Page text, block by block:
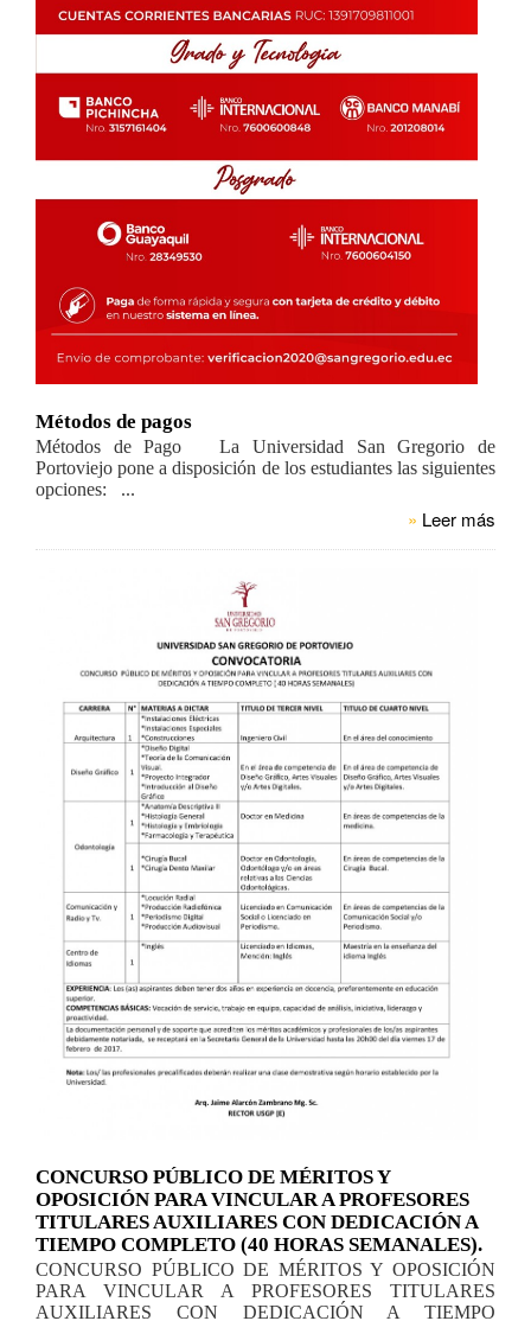
Métodos de pagos
Métodos de Pago La Universidad San Gregorio de
Portoviejo pone a disposición de los estudiantes las siguientes
opciones: ...
» Leer más
CONCURSO PÚBLICO DE MÉRITOS Y
OPOSICIÓN PARA VINCULAR A PROFESORES
TITULARES AUXILIARES CON DEDICACIÓN A
TIEMPO COMPLETO (40 HORAS SEMANALES).
CONCURSO PÚBLICO DE MÉRITOS Y OPOSICIÓN
PARA VINCULAR A PROFESORES TITULARES
AUXILIARES CON DEDICACIÓN A TIEMPO